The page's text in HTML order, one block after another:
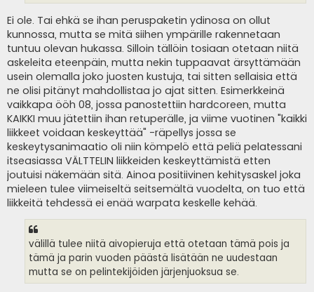
Ei ole. Tai ehkä se ihan peruspaketin ydinosa on ollut
kunnossa, mutta se mitä siihen ympärille rakennetaan
tuntuu olevan hukassa. Silloin tällöin tosiaan otetaan niitä
askeleita eteenpäin, mutta nekin tuppaavat ärsyttämään
usein olemalla joko juosten kustuja, tai sitten sellaisia että
ne olisi pitänyt mahdollistaa jo ajat sitten. Esimerkkeinä
vaikkapa ööh 08, jossa panostettiin hardcoreen, mutta
KAIKKI muu jätettiin ihan retuperälle, ja viime vuotinen "kaikki
liikkeet voidaan keskeyttää" -räpellys jossa se
keskeytysanimaatio oli niin kömpelö että peliä pelatessani
itseasiassa VÄLTTELIN liikkeiden keskeyttämistä etten
joutuisi näkemään sitä. Ainoa positiivinen kehitysaskel joka
mieleen tulee viimeiseltä seitsemältä vuodelta, on tuo että
liikkeitä tehdessä ei enää warpata keskelle kehää.
välillä tulee niitä aivopieruja että otetaan tämä pois ja
tämä ja parin vuoden päästä lisätään ne uudestaan
mutta se on pelintekijöiden järjenjuoksua se.